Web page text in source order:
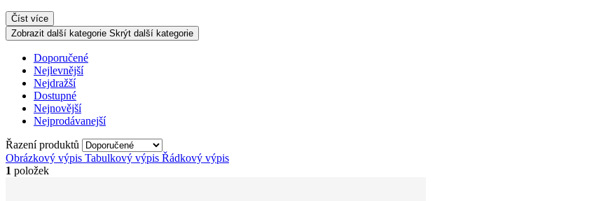
Číst více
Zobrazit další kategorie Skrýt další kategorie
Doporučené
Nejlevnější
Nejdražší
Dostupné
Nejnovější
Nejprodávanejší
Řazení produktů
Obrázkový výpis Tabulkový výpis Řádkový výpis
1 položek